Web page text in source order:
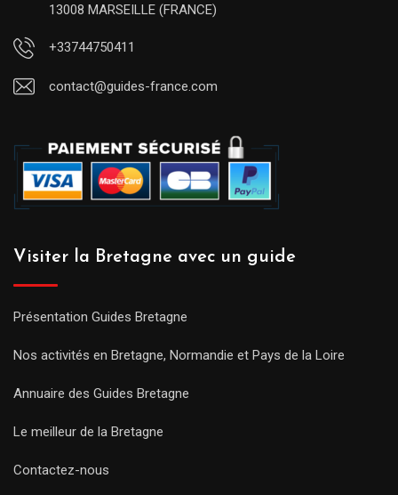
13008 MARSEILLE (FRANCE)
+33744750411
contact@guides-france.com
Visiter la Bretagne avec un guide
Présentation Guides Bretagne
Nos activités en Bretagne, Normandie et Pays de la Loire
Annuaire des Guides Bretagne
Le meilleur de la Bretagne
Contactez-nous